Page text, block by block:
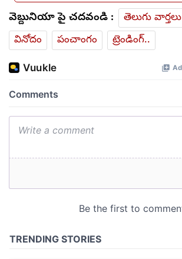
వెబ్దునియా పై చదవండి : తెలుగు వార్తలు
వినోదం
పంచాంగం ట్రెండింగ్..